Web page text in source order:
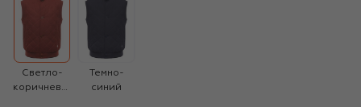
Светло-
коричневый
Темно-
синий